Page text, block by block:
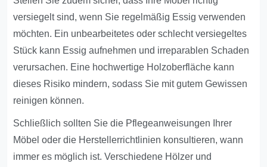
versiegelt sind, wenn Sie regelmäßig Essig verwenden
möchten. Ein unbearbeitetes oder schlecht versiegeltes
Stück kann Essig aufnehmen und irreparablen Schaden
verursachen. Eine hochwertige Holzoberfläche kann
dieses Risiko mindern, sodass Sie mit gutem Gewissen
reinigen können.
Schließlich sollten Sie die Pflegeanweisungen Ihrer
Möbel oder die Herstellerrichtlinien konsultieren, wann
immer es möglich ist. Verschiedene Hölzer und